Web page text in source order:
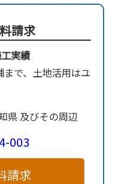
請求
実績
で、土地活用はユ
県 及びその周辺
003
請求